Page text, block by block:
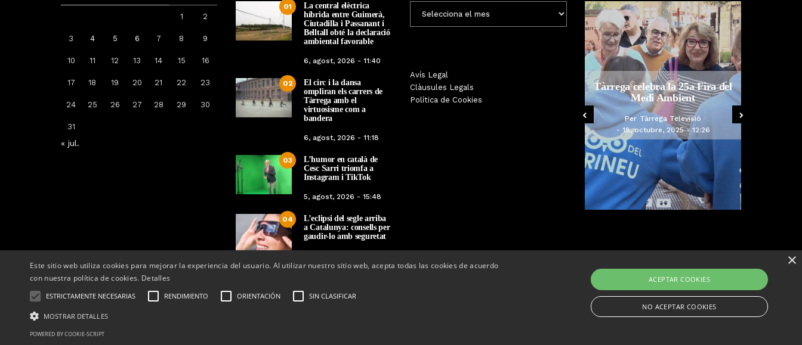
1 2
3 4 5 6 7 8 9
10 11 12 13 14 15 16
17 18 19 20 21 22 23
24 25 26 27 28 29 30
31
« jul.
01
La central elèctrica
híbrida entre Guimerà,
Ciutadilla i Passanant i
Belltall obté la declaració
ambiental favorable
6, agost, 2026 - 11:40
02
El circ i la dansa
ompliran els carrers de
Tàrrega amb el
virtuosisme com a
bandera
6, agost, 2026 - 11:18
03
L’humor en català de
Cesc Sarri triomfa a
Instagram i TikTok
5, agost, 2026 - 15:48
04
L’eclipsi del segle arriba
a Catalunya: consells per
gaudir-lo amb seguretat
MENSUALS
Avís Legal
Clàusules Legals
Política de Cookies
Targarians, caps de cartell de la
2026
Les Gastrosàvies protagonitzen
una gran trobada al Món Sant
Benet que referma el valor de la
cuina tradicional
27, novembre, 2025 - 08:28
El respecte a la diversitat,
protagonista de la Mostra de
Cinema Espiritual de Catalunya
Tàrrega celebra la 25a Fira del
Medi Ambient
Tàrrega Televisió
18, octubre, 2025 - 12:26
Arrenca la campanya
vacunació: a qui li toca
grip, COVID-19 o totes
Tàrrega Televisió
×
Este sitio web utiliza cookies para mejorar la experiencia del usuario. Al utilizar nuestro sitio web, acepta todas las cookies de acuerdo
con nuestra política de cookies. Detalles
ESTRICTAMENTE NECESARIAS RENDIMIENTO ORIENTACIÓN SIN CLASIFICAR
MOSTRAR DETALLES
ACEPTAR COOKIES
NO ACEPTAR COOKIES
POWERED BY COOKIE-SCRIPT